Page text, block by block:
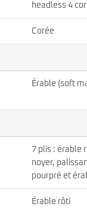
headless 4
Corée
Érable (soft
7 plis : érable
noyer,
pourpré et
Érable rôti